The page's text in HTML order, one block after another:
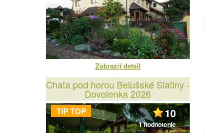
Zobraziť detail
Chata pod horou Belušské Slatiny -
Dovolenka 2026
TIP TOP 10
1 hodnotenie